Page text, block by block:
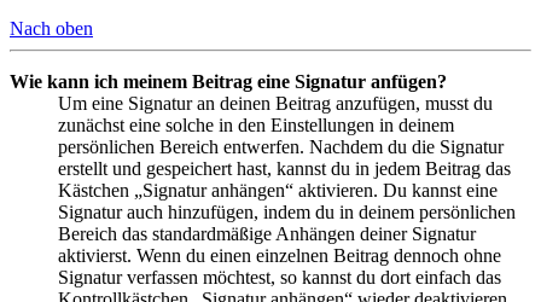
Nach oben
Wie kann ich meinem Beitrag eine Signatur anfügen?
Um eine Signatur an deinen Beitrag anzufügen, musst du
zunächst eine solche in den Einstellungen in deinem
persönlichen Bereich entwerfen. Nachdem du die Signatur
erstellt und gespeichert hast, kannst du in jedem Beitrag das
Kästchen „Signatur anhängen“ aktivieren. Du kannst eine
Signatur auch hinzufügen, indem du in deinem persönlichen
Bereich das standardmäßige Anhängen deiner Signatur
aktivierst. Wenn du einen einzelnen Beitrag dennoch ohne
Signatur verfassen möchtest, so kannst du dort einfach das